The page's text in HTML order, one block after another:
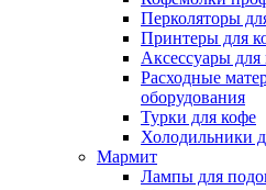
Перколяторы
Принтеры для
Аксессуары
Расходные
оборудования
Турки для кофе
Холодильники
Мармит
Лампы для